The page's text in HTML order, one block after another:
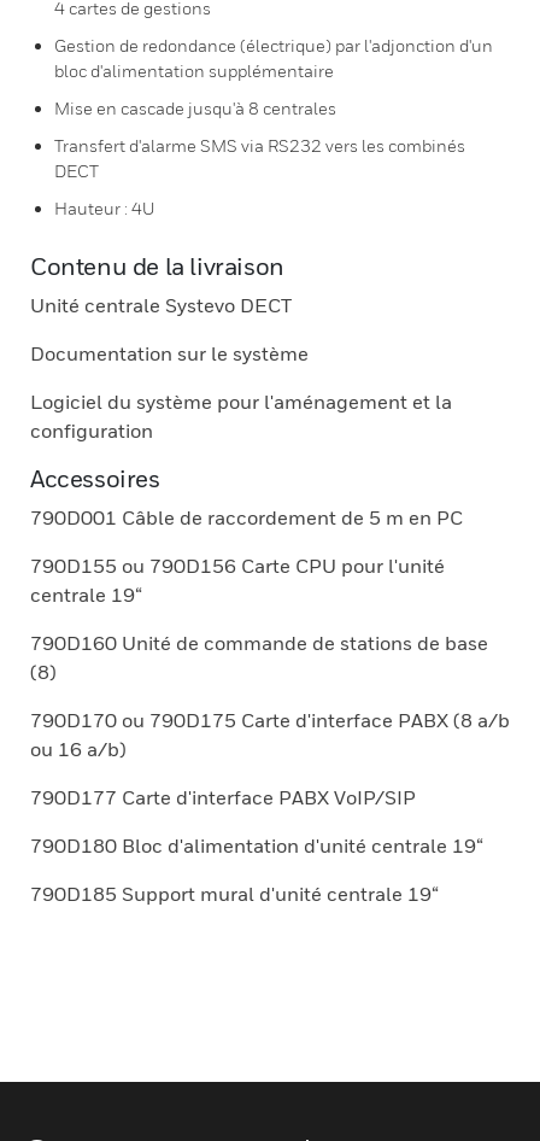
4 cartes de gestions
Gestion de redondance (électrique) par l'adjonction d'un
bloc d'alimentation supplémentaire
Mise en cascade jusqu'à 8 centrales
Transfert d'alarme SMS via RS232 vers les combinés
DECT
Hauteur : 4U
Contenu de la livraison
Unité centrale Systevo DECT
Documentation sur le système
Logiciel du système pour l'aménagement et la
configuration
Accessoires
790D001 Câble de raccordement de 5 m en PC
790D155 ou 790D156 Carte CPU pour l'unité
centrale 19“
790D160 Unité de commande de stations de base
(8)
790D170 ou 790D175 Carte d'interface PABX (8 a/b
ou 16 a/b)
790D177 Carte d'interface PABX VoIP/SIP
790D180 Bloc d'alimentation d'unité centrale 19“
790D185 Support mural d'unité centrale 19“